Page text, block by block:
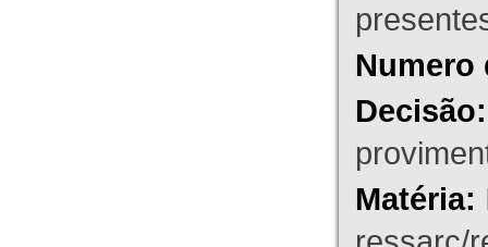
Numero
Decisão:
Matéria: